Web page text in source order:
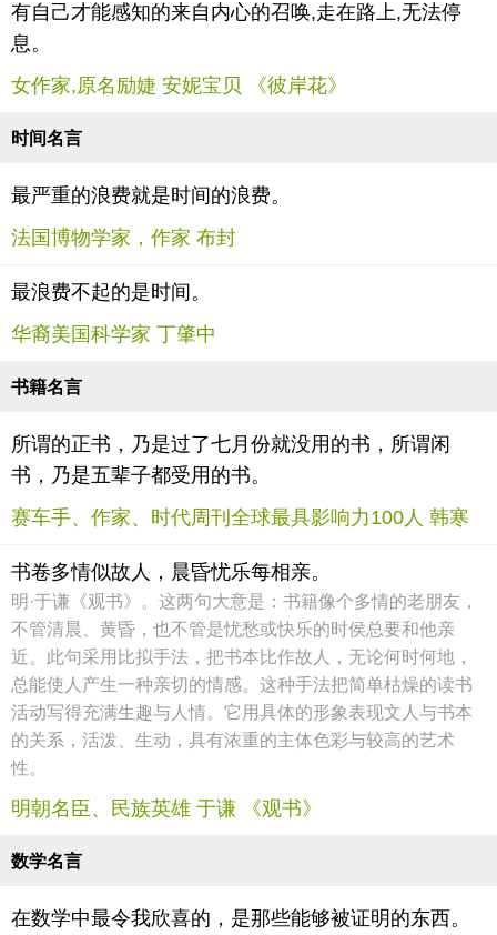
有自己才能感知的来自内心的召唤,走在路上,无法停
息。
女作家,原名励婕 安妮宝贝 《彼岸花》
时间名言
最严重的浪费就是时间的浪费。
法国博物学家，作家 布封
最浪费不起的是时间。
华裔美国科学家 丁肇中
书籍名言
所谓的正书，乃是过了七月份就没用的书，所谓闲
书，乃是五辈子都受用的书。
赛车手、作家、时代周刊全球最具影响力100人 韩寒
书卷多情似故人，晨昏忧乐每相亲。
明·于谦《观书》。这两句大意是：书籍像个多情的老朋友，
不管清晨、黄昏，也不管是忧愁或快乐的时侯总要和他亲
近。此句采用比拟手法，把书本比作故人，无论何时何地，
总能使人产生一种亲切的情感。这种手法把简单枯燥的读书
活动写得充满生趣与人情。它用具体的形象表现文人与书本
的关系，活泼、生动，具有浓重的主体色彩与较高的艺术
性。
明朝名臣、民族英雄 于谦 《观书》
数学名言
在数学中最令我欣喜的，是那些能够被证明的东西。